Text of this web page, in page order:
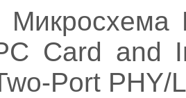
Микросхема
Card and
Port PHY/